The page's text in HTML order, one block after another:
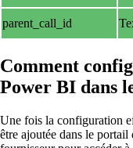
parent_call_id
Comment
Power BI dans
Une fois la configuration
être ajoutée dans le